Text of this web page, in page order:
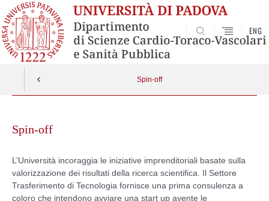
SEARCH
ENG
Spin-off
contentSpin-off
L’Università incoraggia le iniziative imprenditoriali basate sulla
valorizzazione dei risultati della ricerca scientifica. Il Settore
Trasferimento di Tecnologia fornisce una prima consulenza a
coloro che intendono avviare una start up avente le